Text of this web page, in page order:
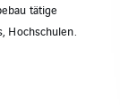
tätige
Hochschulen.